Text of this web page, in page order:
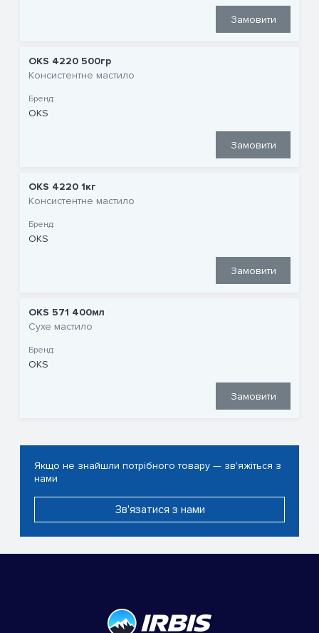
Замовити
OKS 4220 500гр
Консистентне мастило
Бренд:
OKS
Замовити
OKS 4220 1кг
Консистентне мастило
Бренд:
OKS
Замовити
OKS 571 400мл
Сухе мастило
Бренд:
OKS
Замовити
Якщо не знайшли потрібного товару — зв'яжіться з
нами
Зв'язатися з нами